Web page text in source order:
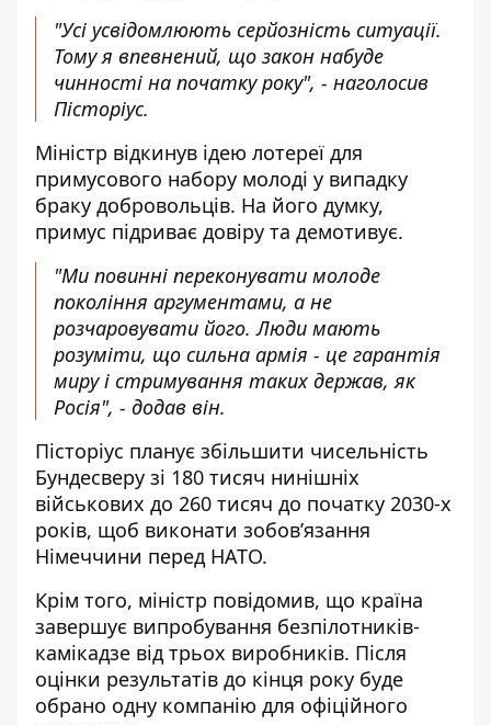
"Усі усвідомлюють серйозність ситуації.
Тому я впевнений, що закон набуде
чинності на початку року", - наголосив
Пісторіус.
Міністр відкинув ідею лотереї для
примусового набору молоді у випадку
браку добровольців. На його думку,
примус підриває довіру та демотивує.
"Ми повинні переконувати молоде
покоління аргументами, а не
розчаровувати його. Люди мають
розуміти, що сильна армія - це гарантія
миру і стримування таких держав, як
Росія", - додав він.
Пісторіус планує збільшити чисельність
Бундесверу зі 180 тисяч нинішніх
військових до 260 тисяч до початку 2030-х
років, щоб виконати зобов’язання
Німеччини перед НАТО.
Крім того, міністр повідомив, що країна
завершує випробування безпілотників-
камікадзе від трьох виробників. Після
оцінки результатів до кінця року буде
обрано одну компанію для офіційного